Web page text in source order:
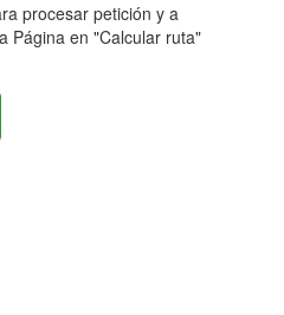
procesar petición y a
Página en "Calcular ruta"